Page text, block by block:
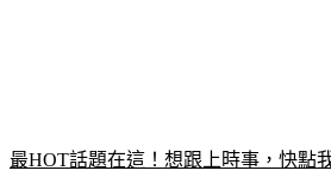
最HOT話題在這！想跟上時事，快點